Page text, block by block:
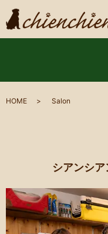
HOME Salon
シアンシ